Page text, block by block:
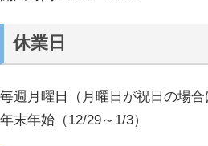
休業日
毎週月曜日（月曜日が祝日の場合
年末年始（12/29～1/3）